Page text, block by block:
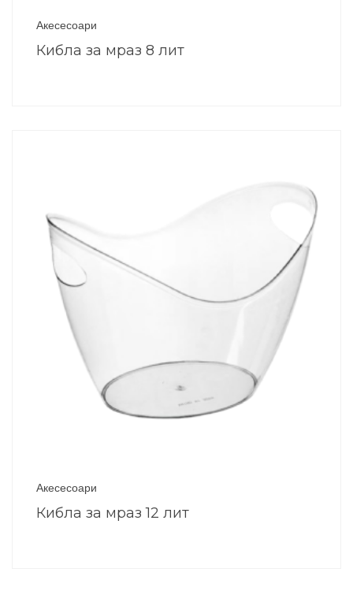
Акесесоари
Кибла за мраз 8 лит
Акесесоари
Кибла за мраз 12 лит